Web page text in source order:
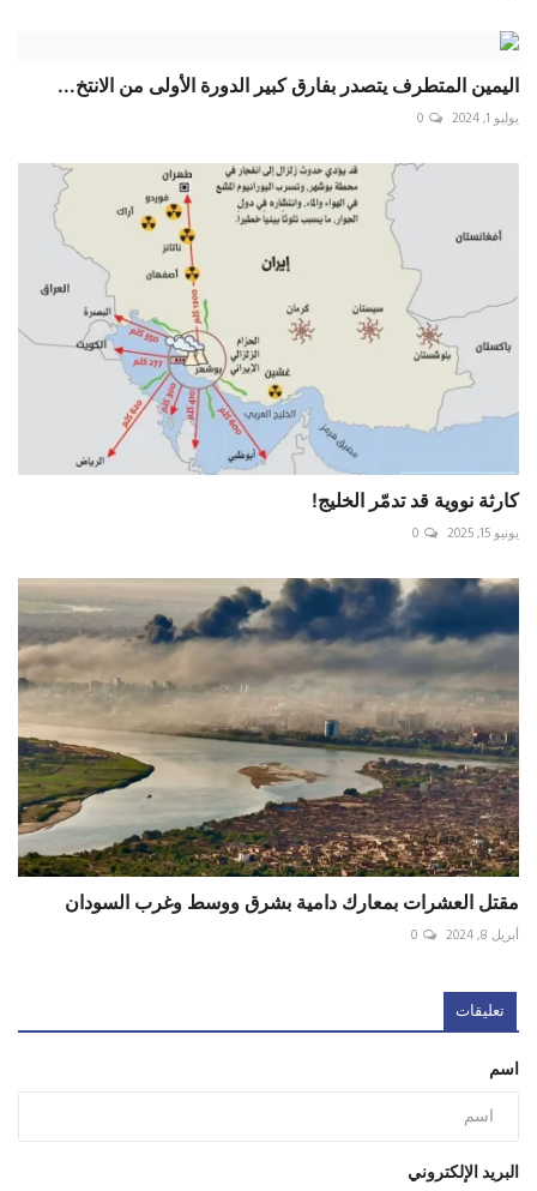
اليمين المتطرف يتصدر بفارق كبير الدورة الأولى من الانتخ...
يوليو 1, 2024 0
كارثة نووية قد تدمّر الخليج!
يونيو 15, 2025 0
مقتل العشرات بمعارك دامية بشرق ووسط وغرب السودان
أبريل 8, 2024 0
تعليقات
اسم
البريد الإلكتروني